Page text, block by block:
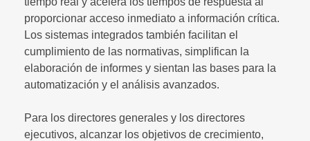
proporcionar acceso inmediato a información crítica.
Los sistemas integrados también facilitan el
cumplimiento de las normativas, simplifican la
elaboración de informes y sientan las bases para la
automatización y el análisis avanzados.
Para los directores generales y los directores
ejecutivos, alcanzar los objetivos de crecimiento,